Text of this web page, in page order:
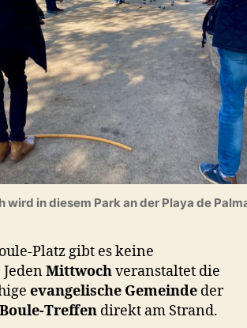
in diesem Park an der Playa de
Platz gibt es keine
Mittwochveranstaltet die
evangelische Gemeinde der
Boule-Treffen direkt am Strand.